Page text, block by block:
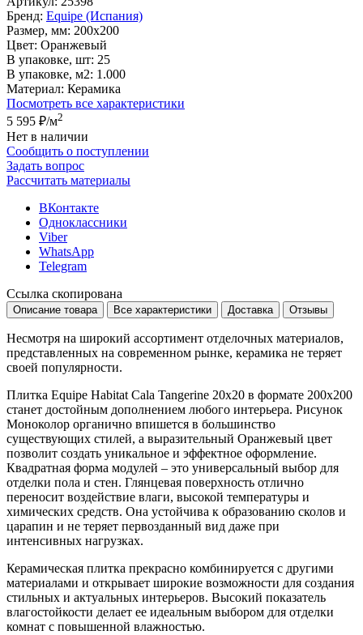
Бренд: Equipe (Испания)
Размер, мм: 200x200
Цвет: Оранжевый
В упаковке, шт: 25
В упаковке, м2: 1.000
Материал: Керамика
Посмотреть все характеристики
5 595 ₽/м2
Нет в наличии
Сообщить о поступлении
Задать вопрос
Рассчитать материалы
ВКонтакте
Одноклассники
Viber
WhatsApp
Telegram
Ссылка скопирована
Описание товара Все характеристики Доставка Отзывы
Несмотря на широкий ассортимент отделочных материалов,
представленных на современном рынке, керамика не теряет
своей популярности.
Плитка Equipe Habitat Cala Tangerine 20x20 в формате 200x200
станет достойным дополнением любого интерьера. Рисунок
Моноколор органично впишется в большинство
существующих стилей, а выразительный Оранжевый цвет
позволит создать уникальное и эффектное оформление.
Квадратная форма модулей – это универсальный выбор для
отделки пола и стен. Глянцевая поверхность отлично
переносит воздействие влаги, высокой температуры и
химических средств. Она устойчива к образованию сколов и
царапин и не теряет первозданный вид даже при
интенсивных нагрузках.
Керамическая плитка прекрасно комбинируется с другими
материалами и открывает широкие возможности для создания
стильных и актуальных интерьеров. Высокий показатель
влагостойкости делает ее идеальным выбором для отделки
комнат с повышенной влажностью.